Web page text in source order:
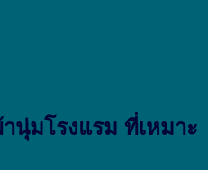
นุ่มโรงแรม ที่เหมาะ